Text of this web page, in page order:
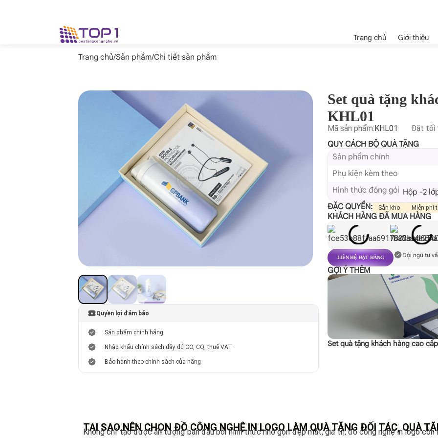
Trang chủ Giới thiệu
Trang chủ/Sản phẩm/Chi tiết sản phẩm
Quyền lợi đảm bảo
Sản phẩm chính hãng
Nhập khẩu chính sách đầy đủ CO, CQ, thuế VAT
Bảo hành theo chính sách của hãng
Set quà tặng
KHL01
Mã sản phẩm:KHL01 Đặt tối
QUY CÁCH BỘ QUÀ TẶNG
Sản phẩm chính
Phụ kiện kèm theo
Hình thức đóng gói Hộp -2
ĐẶC QUYỀN:
Sẵn kho Miễn phí
KHÁCH HÀNG ĐÃ MUA HÀNG
LIÊN HỆ ĐẶT HÀNG Đội ngũ tư
GỢI Ý THÊM
Set quà tặng khách hàng cao
TẠI SAO NÊN CHỌN ĐỒ CÔNG NGHỆ IN LOGO LÀM QUÀ TẶNG ĐỐI TÁC, QUÀ
Không chỉ tạo được ấn tượng ban đầu bởi hình thức nhỏ gọn đẹp mắt, giá trị, đồ công nghệ in logo